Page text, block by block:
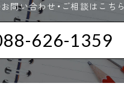
問い合わせ・ご相談はこちら
626-1359